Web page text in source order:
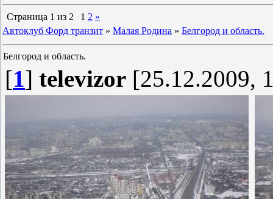
Страница 1 из 2 1 2 »
Автоклуб Форд транзит » Малая Родина » Белгород и область.
Белгород и область.
[1] televizor [25.12.2009,